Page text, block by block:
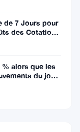
de 7 Jours pour
des Cotations
alors que les
du jour